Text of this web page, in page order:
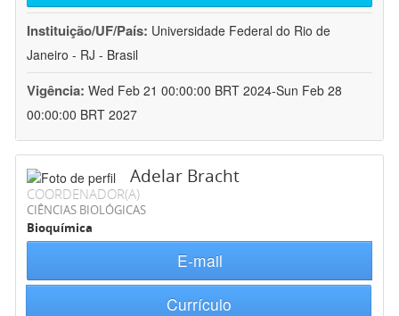
Instituição/UF/País: Universidade Federal do Rio de
Janeiro - RJ - Brasil
Vigência: Wed Feb 21 00:00:00 BRT 2024-Sun Feb 28
00:00:00 BRT 2027
Adelar Bracht
COORDENADOR(A)
CIÊNCIAS BIOLÓGICAS
Bioquímica
E-mail
Currículo